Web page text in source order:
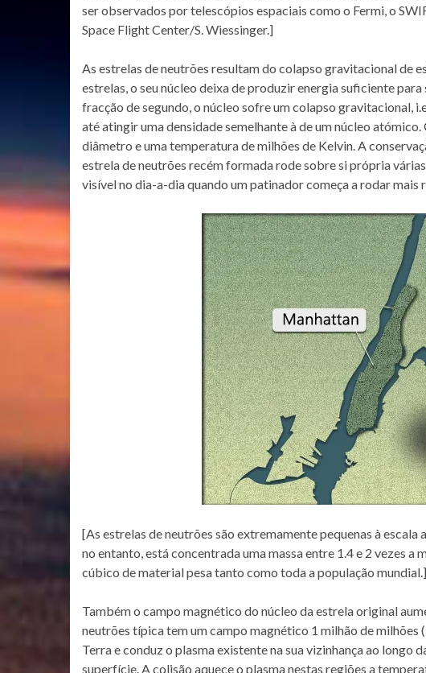
ser observados por telescópios espaciais como o Fermi, o
Space Flight Center/S. Wiessinger.]
As estrelas de neutrões resultam do colapso gravitacional de
estrelas, o seu núcleo deixa de produzir energia suficiente
fracção de segundo, o núcleo sofre um colapso gravitacional,
até atingir uma densidade semelhante à de um núcleo
diâmetro e uma temperatura de milhões de Kelvin. A
estrela de neutrões recém formada rode sobre si própria
visível no dia-a-dia quando um patinador começa a rodar mais
[As estrelas de neutrões são extremamente pequenas à
no entanto, está concentrada uma massa entre 1.4 e 2 vezes
cúbico de material pesa tanto como toda a população mundial.]
Também o campo magnético do núcleo da estrela original
neutrões típica tem um campo magnético 1 milhão de milhões
Terra e conduz o plasma existente na sua vizinhança ao longo
superfície. A colisão aquece o plasma nestas regiões a